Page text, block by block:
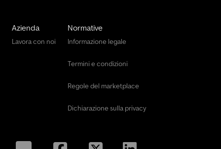
Azienda
Lavora con noi
Normative
Informazione legale
Termini e condizioni
Regole del marketplace
Dichiarazione sulla privacy